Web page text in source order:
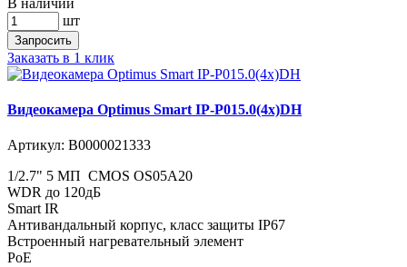
шт
Запросить
Заказать в 1 клик
Видеокамера Optimus Smart IP-P015.0(4x)DH
Артикул: В0000021333
1/2.7" 5 МП CMOS OS05A20
WDR до 120дБ
Smart IR
Антивандальный корпус, класс защиты IР67
Встроенный нагревательный элемент
PoE